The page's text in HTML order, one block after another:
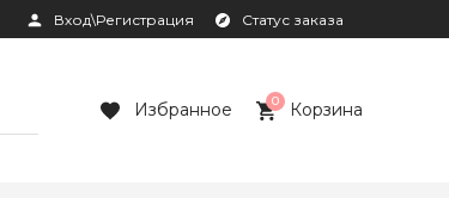
Вход\Регистрация Статус заказа
Избранное 0 Корзина